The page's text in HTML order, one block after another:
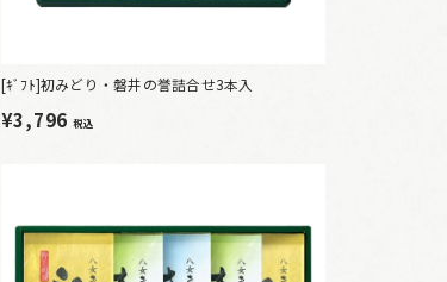
[ｷﾞﾌﾄ]初みどり・磐井の誉詰合せ3本入
¥3,796 税込